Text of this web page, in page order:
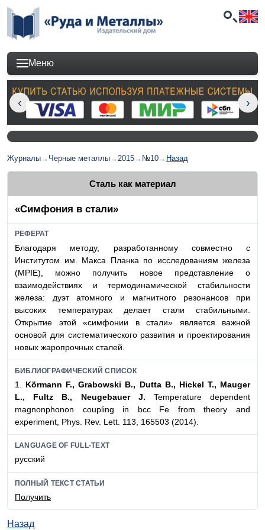
Меню
Журналы→ Черные металлы→2015→ №10→ Назад
Сталь как материал
«Симфония в стали»
РЕФЕРАТ
Благодаря методу, разработанному совместно с
Институтом им. Макса Планка по исследованиям железа
(MPIE), можно получить новое представление о
взаимодействиях и термодинамической стабильности
железа: дуэт атомного и магнитного резонансов при
высоких температурах делает стали стабильными.
Открытие этой «симфонии в стали» является важной
основой для систематического развития и проектирования
новых жаропрочных сталей.
БИБЛИОГРАФИЧЕСКИЙ СПИСОК
1. Körmann F., Grabowski B., Dutta B., Hickel T., Mauger
L., Fultz B., Neugebauer J. Temperature dependent
magnonphonon coupling in bcc Fe from theory and
experiment, Phys. Rev. Lett. 113, 165503 (2014).
LANGUAGE OF FULL-TEXT
русский
ПОЛНЫЙ ТЕКСТ СТАТЬИ
Получить
Назад